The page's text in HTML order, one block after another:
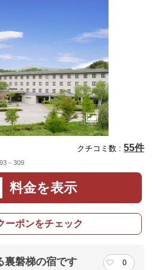
クチコミ数 : 55件
－309
料金を表示
ーポンをチェック
裏磐梯の宿です 0